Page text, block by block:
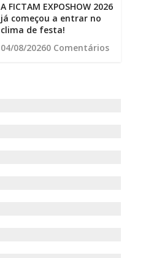
A FICTAM EXPOSHOW 2026
já começou a entrar no
clima de festa!
04/08/20260 Comentários